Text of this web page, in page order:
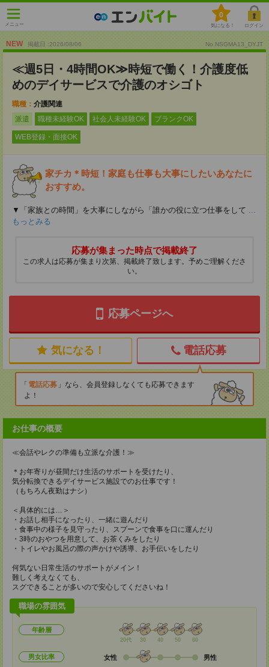
メニュー
0
気になる！ ログイン
NEW 掲載日 :2026/08/06 No.NSGMA13_DYJT
≪週5日・4時間OK≫時短で働く！介護度低
めのデイサービスで介護のオシゴト
職種： 介護関連
派遣
職種未経験OK 社会人未経験OK ブランクOK
WEB登録・面接OK
家チカ＊時短！家庭も仕事も大事にしたいあなたに
おすすめ。
▼「家族との時間」を大事にしながら「誰かの役に立つ仕事をして ...
もっとみる
応募が集まった時点で掲載終了
この求人は応募が集まり次第、掲載終了致します。予めご理解くださ
い。
応募ページへ
気になる！ 電話応募
電話応募
なら、会員登録しなくても応募できます
よ！
お仕事の概要
≪会話やレクの準備も立派な介護！≫
＊お年寄りが昼間だけ生活のサポートを受けたり、
気分転換できるデイサービス施設でのお仕事です！
（もちろん夜勤はナシ）
＜具体的には…＞
・お話し相手になったり、一緒に遊んだり
・食事中の様子を見守ったり、スプーンで食事を口に運んだり
・3時のおやつを用意して、お茶くみをしたり
・トイレやお風呂の際の声かけや誘導、お手伝いをしたり
何気ない日常生活のサポートがメイン！
難しく考えなくても、
スグできることが多いので安心してくださいね！
職場の雰囲気
年齢層
20代 30 40 50 60
男女比率 女性 男性